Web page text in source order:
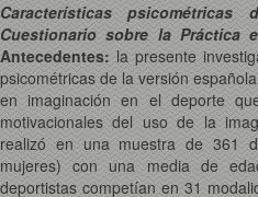
Características
Cuestionario sobre la Práctica
Antecedentes: la presente
psicométricas de la versión
en imaginación en el deporte
motivacionales del uso de la
realizó en una muestra de 361
mujeres) con una media de
deportistas competían en 31